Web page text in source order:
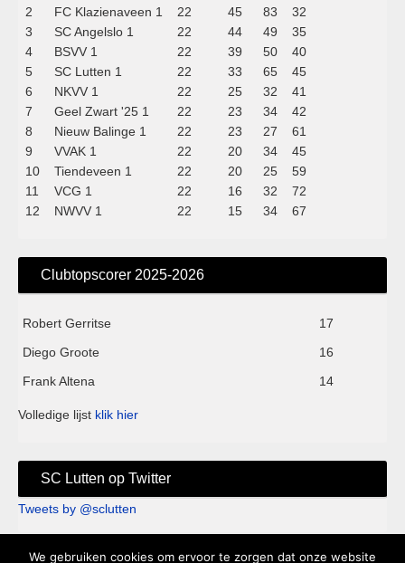
2
FC Klazienaveen 1 22 45 83
32
3
SC Angelslo 1 22 44 49
35
4
BSVV 1 22 39 50
40
5
SC Lutten 1 22 33 65
45
6
NKVV 1 22 25 32
41
7
Geel Zwart '25 1 22 23 34
42
8
Nieuw Balinge 1 22 23 27
61
9
VVAK 1 22 20 34
45
10
Tiendeveen 1 22 20 25
59
11
VCG 1 22 16 32
72
12
NWVV 1 22 15 34 67
Clubtopscorer 2025-2026
Robert Gerritse
17
Diego Groote
16
Frank Altena
14
Volledige lijst klik hier
SC Lutten op Twitter
Tweets by @sclutten
We gebruiken cookies om ervoor te zorgen dat onze website